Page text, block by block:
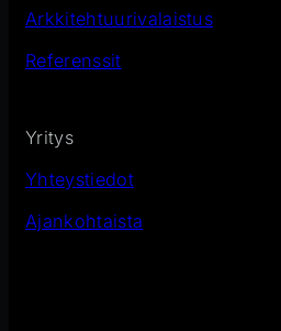
Arkkitehtuurivalaistus
Referenssit
Yritys
Yhteystiedot
Ajankohtaista